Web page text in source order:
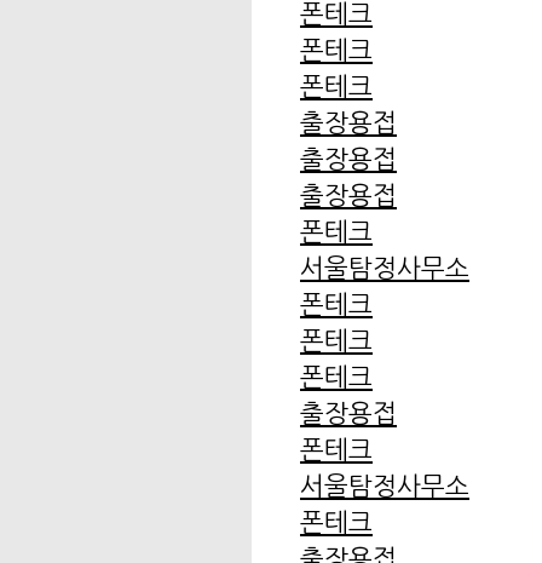
폰테크
폰테크
폰테크
출장용접
출장용접
출장용접
폰테크
서울탐정사무소
폰테크
폰테크
폰테크
출장용접
폰테크
서울탐정사무소
폰테크